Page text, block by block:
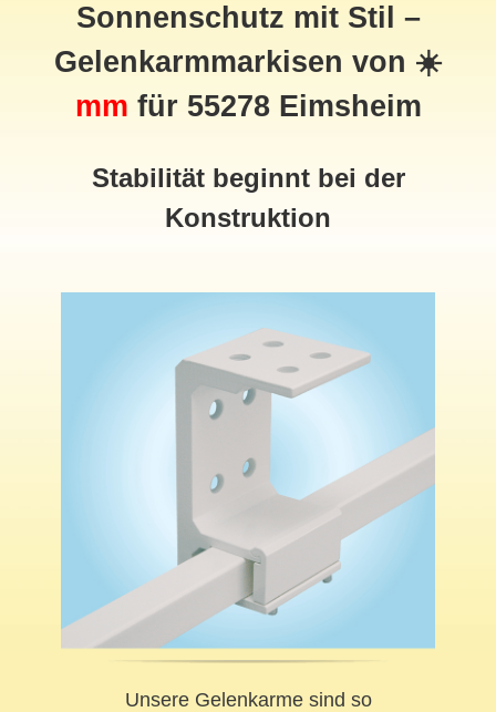
Sonnenschutz mit Stil –
Gelenkarmmarkisen von ☀️
mm für 55278 Eimsheim
Stabilität beginnt bei der
Konstruktion
Unsere Gelenkarme sind so